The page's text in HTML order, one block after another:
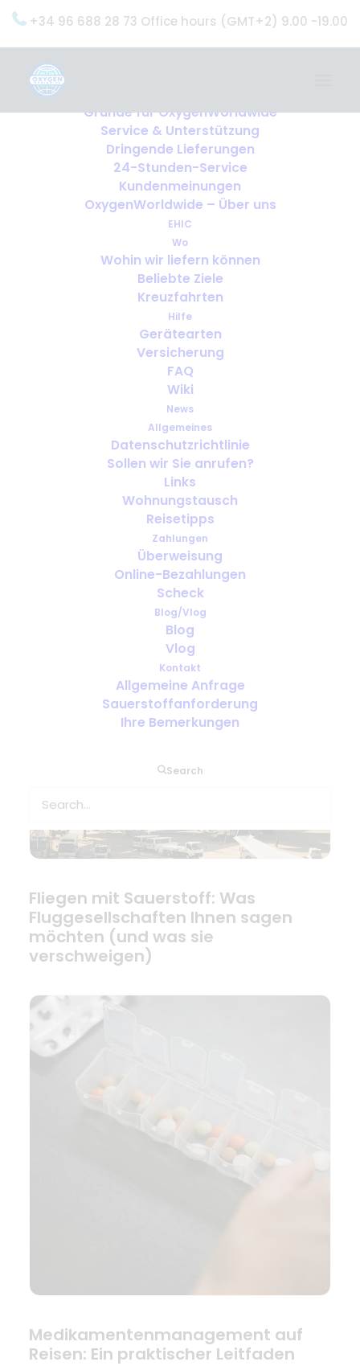
+34 96 688 28 73 Office hours (GMT+2) 9.00 -19.00
Gründe für OxygenWorldwide
Service & Unterstützung
Dringende Lieferungen
24-Stunden-Service
Kundenmeinungen
OxygenWorldwide – Über uns
EHIC
Wo
Wohin wir liefern können
Beliebte Ziele
Kreuzfahrten
Hilfe
Gerätearten
Versicherung
FAQ
Wiki
News
Allgemeines
Datenschutzrichtlinie
Sollen wir Sie anrufen?
Links
Wohnungstausch
Reisetipps
Zahlungen
Überweisung
Online-Bezahlungen
Scheck
Blog/Vlog
Blog
Vlog
Kontakt
Allgemeine Anfrage
Sauerstoffanforderung
Ihre Bemerkungen
Search
Welches Sauerstoffgerät eignet
sich am besten für Reisen? Ein
benutzerfreundlicher Vergleich
Fliegen mit Sauerstoff: Was
Fluggesellschaften Ihnen sagen
möchten (und was sie
verschweigen)
Medikamentenmanagement auf
Reisen: Ein praktischer Leitfaden